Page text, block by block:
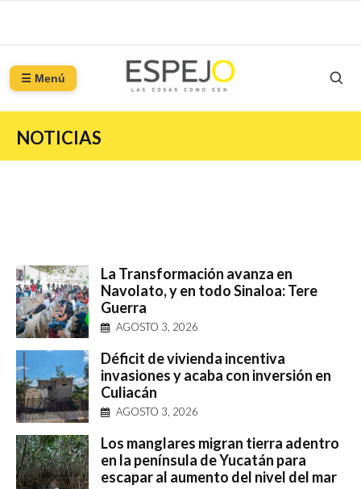
☰ Menú
NOTICIAS
La Transformación avanza en
Navolato, y en todo Sinaloa: Tere
Guerra
AGOSTO 3, 2026
Déficit de vivienda incentiva
invasiones y acaba con inversión en
Culiacán
AGOSTO 3, 2026
Los manglares migran tierra adentro
en la península de Yucatán para
escapar al aumento del nivel del mar